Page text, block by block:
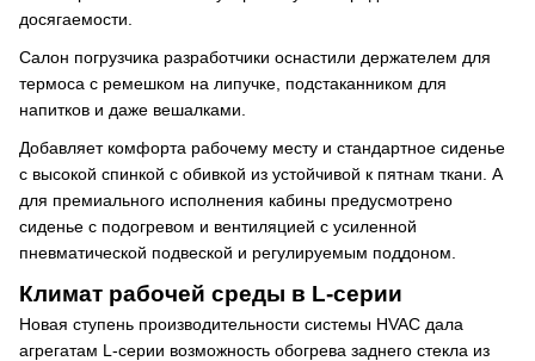
досягаемости.
Салон погрузчика разработчики оснастили держателем для
термоса с ремешком на липучке, подстаканником для
напитков и даже вешалками.
Добавляет комфорта рабочему месту и стандартное сиденье
с высокой спинкой с обивкой из устойчивой к пятнам ткани. А
для премиального исполнения кабины предусмотрено
сиденье с подогревом и вентиляцией с усиленной
пневматической подвеской и регулируемым поддоном.
Климат рабочей среды в L-серии
Новая ступень производительности системы HVAC дала
агрегатам L-серии возможность обогрева заднего стекла из